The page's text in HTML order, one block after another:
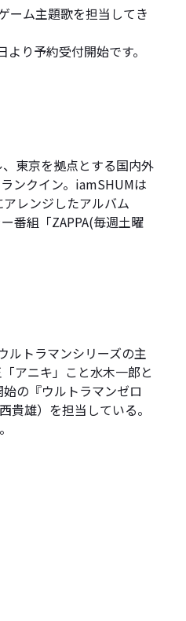
ーム主題歌を担当してき
り予約受付開始です。
東京を拠点とする国内外
ンクイン。iamSHUMは
レンジしたアルバム
番組「ZAPPA(毎週土曜
ルトラマンシリーズの主
アニキ」こと水木一郎と
の『ウルトラマンゼロ
貴雄）を担当している。